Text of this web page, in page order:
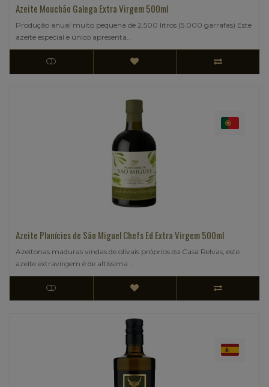
Azeite Mouchão Galega Extra Virgem 500ml
Produção anual muito pequena de 2.500 litros (5.000 garrafas) Este
azeite especial e único apresenta..
Azeite Planícies de São Miguel Chefs Ed Extra Virgem 500ml
Azeitonas maduras vindas de olivais próprios da Casa Relvas, este
azeite extravirgem é de altíssima ..